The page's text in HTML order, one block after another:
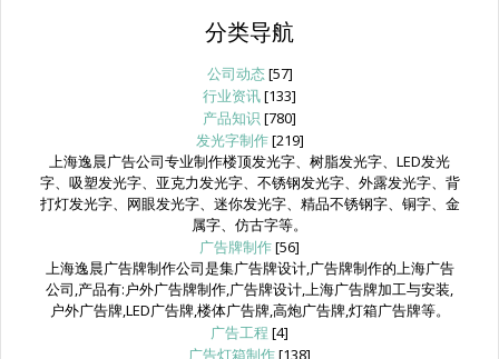
分类导航
公司动态[57]
行业资讯[133]
产品知识 [780]
发光字制作[219]
上海逸晨广告公司专业制作楼顶发光字、树脂发光字、LED发光
字、吸塑发光字、亚克力发光字、不锈钢发光字、外露发光字、背
打灯发光字、网眼发光字、迷你发光字、精品不锈钢字、铜字、金
属字、仿古字等。
广告牌制作[56]
上海逸晨广告牌制作公司是集广告牌设计,广告牌制作的上海广告
公司,产品有:户外广告牌制作,广告牌设计,上海广告牌加工与安装,
户外广告牌,LED广告牌,楼体广告牌,高炮广告牌,灯箱广告牌等。
广告工程 [4]
广告灯箱制作[138]